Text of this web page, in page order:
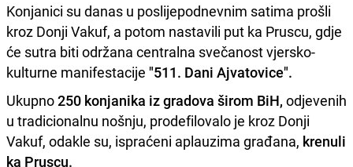
Konjanici su danas u poslijepodnevnim satima prošli
kroz Donji Vakuf, a potom nastavili put ka Pruscu, gdje
će sutra biti održana centralna svečanost vjersko-
kulturne manifestacije "511. Dani Ajvatovice".
Ukupno250 konjanika iz gradova širom BiH, odjevenih
u tradicionalnu nošnju, prodefilovalo je kroz Donji
Vakuf, odakle su, ispraćeni aplauzima građana, krenuli
ka Pruscu.